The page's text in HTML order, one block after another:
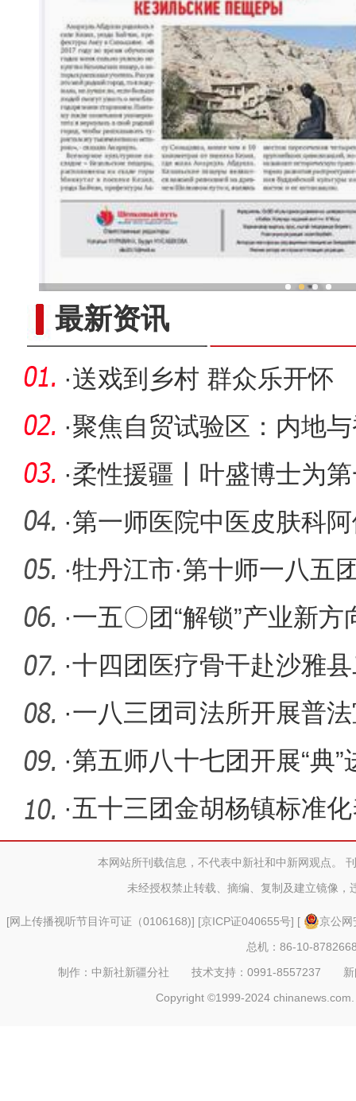
最新资讯
·送戏到乡村 群众乐开怀
·聚焦自贸试验区：内地
第十二师
·柔性援疆丨叶盛博士为
团队带来
·第一师医院中医皮肤科
创新中
·牡丹江市·第十师一八五
会议召
·一五〇团“解锁”产业新
·十四团医疗骨干赴沙雅
动
·一八三团司法所开展普
·第五师八十七团开展“典
讲活动
·五十三团金胡杨镇标准
本网站所刊载信息，不代表中新社和中新网观点。
未经授权禁止转载、摘编、复制及建立镜像，
[网上传播视听节目许可证（0106168)] [京ICP证040655号] [
京公
总机：86-10-
制作：中新社新疆分社 技术支持：0991-8557237
Copyright ©1999-2024